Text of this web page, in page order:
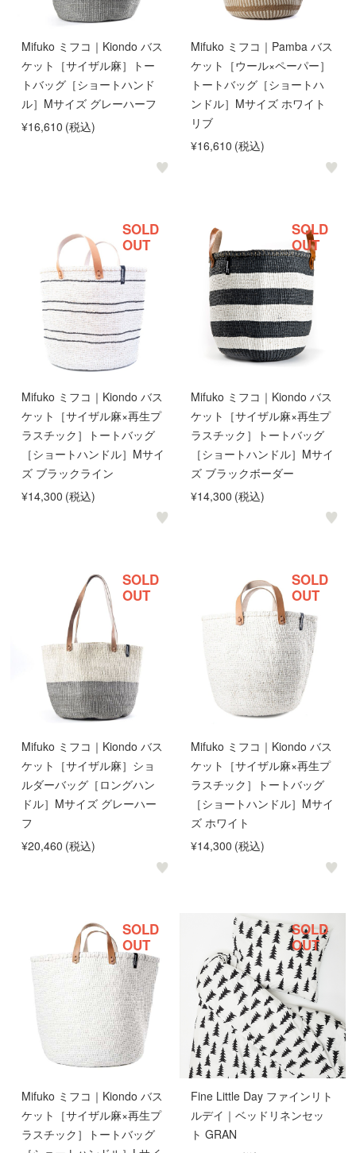
Mifuko ミフコ｜Kiondo バス
ケット［サイザル麻］トー
トバッグ［ショートハンド
ル］Mサイズ グレーハーフ
¥16,610 (税込)
Mifuko ミフコ｜Pamba バス
ケット［ウール×ペーパー］
トートバッグ［ショートハ
ンドル］Mサイズ ホワイト
リブ
¥16,610 (税込)
Mifuko ミフコ｜Kiondo バス
ケット［サイザル麻×再生プ
ラスチック］トートバッグ
［ショートハンドル］Mサイ
ズ ブラックライン
¥14,300 (税込)
SOLD
OUT
Mifuko ミフコ｜Kiondo バス
ケット［サイザル麻×再生プ
ラスチック］トートバッグ
［ショートハンドル］Mサイ
ズ ブラックボーダー
¥14,300 (税込)
SOLD
OUT
Mifuko ミフコ｜Kiondo バス
ケット［サイザル麻］ショ
ルダーバッグ［ロングハン
ドル］Mサイズ グレーハー
フ
¥20,460 (税込)
SOLD
OUT
Mifuko ミフコ｜Kiondo バス
ケット［サイザル麻×再生プ
ラスチック］トートバッグ
［ショートハンドル］Mサイ
ズ ホワイト
¥14,300 (税込)
SOLD
OUT
Mifuko ミフコ｜Kiondo バス
ケット［サイザル麻×再生プ
ラスチック］トートバッグ
SOLD
OUT
Fine Little Day ファインリト
ルデイ｜ベッドリネンセッ
ト GRAN
SOLD
OUT